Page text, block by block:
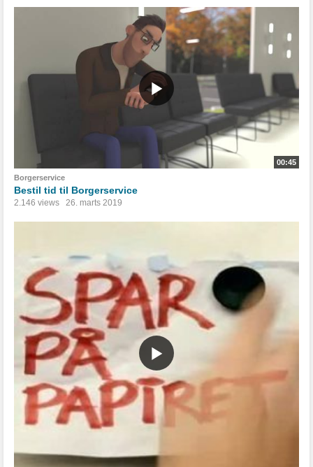
00:45
Borgerservice
Bestil tid til Borgerservice
2.146 views 26. marts 2019